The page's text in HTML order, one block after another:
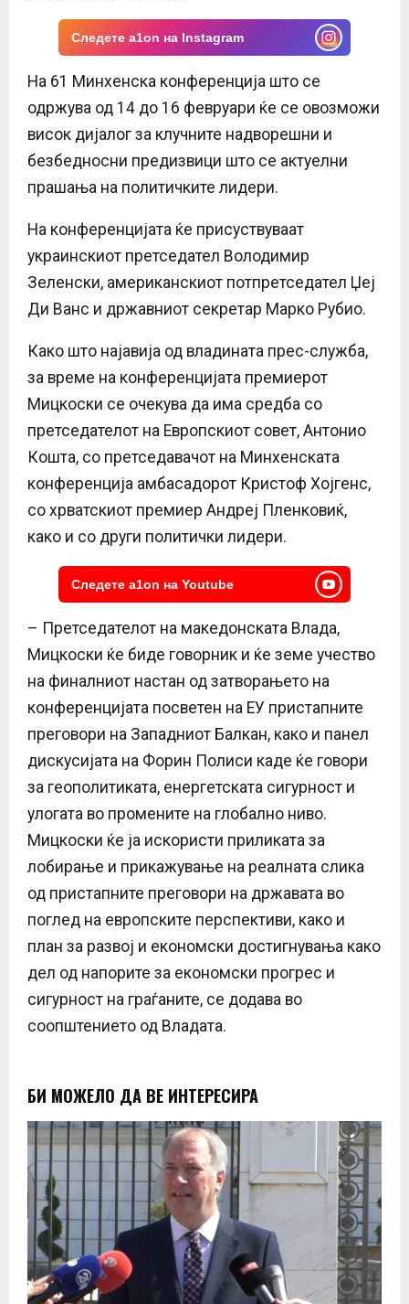
Следете a1on на Instagram
На 61 Минхенска конференција што се
одржува од 14 до 16 февруари ќе се овозможи
висок дијалог за клучните надворешни и
безбедносни предизвици што се актуелни
прашања на политичките лидери.
На конференцијата ќе присуствуваат
украинскиот претседател Володимир
Зеленски, американскиот потпретседател Џеј
Ди Ванс и државниот секретар Марко Рубио.
Како што најавија од владината прес-служба,
за време на конференцијата премиерот
Мицкоски се очекува да има средба со
претседателот на Европскиот совет, Антонио
Кошта, со претседавачот на Минхенската
конференција амбасадорот Кристоф Хојгенс,
со хрватскиот премиер Андреј Пленковиќ,
како и со други политички лидери.
Следете a1on на Youtube
– Претседателот на македонската Влада,
Мицкоски ќе биде говорник и ќе земе учество
на финалниот настан од затворањето на
конференцијата посветен на ЕУ пристапните
преговори на Западниот Балкан, како и панел
дискусијата на Форин Полиси каде ќе говори
за геополитиката, енергетската сигурност и
улогата во промените на глобално ниво.
Мицкоски ќе ја искористи приликата за
лобирање и прикажување на реалната слика
од пристапните преговори на државата во
поглед на европските перспективи, како и
план за развој и економски достигнувања како
дел од напорите за економски прогрес и
сигурност на граѓаните, се додава во
соопштението од Владата.
БИ МОЖЕЛО ДА ВЕ ИНТЕРЕСИРА